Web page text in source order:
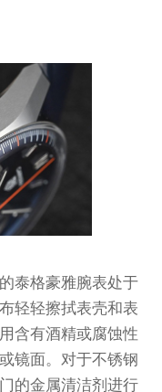
泰格豪雅腕表处于
轻轻擦拭表壳和表
含有酒精或腐蚀性
镜面。对于不锈钢
的金属清洁剂进行